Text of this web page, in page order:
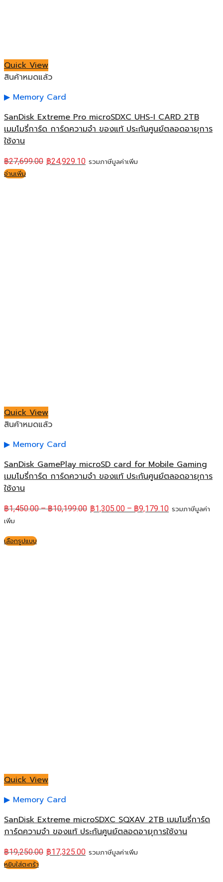
Quick View
สินค้าหมดแล้ว
Memory Card
SanDisk Extreme Pro microSDXC UHS-I CARD 2TB
เมมโมรี่การ์ด การ์ดความจำ ของแท้ ประกันศูนย์ตลอดอายุการ
ใช้งาน
฿27,699.00 ฿24,929.10 รวมภาษีมูลค่าเพิ่ม
อ่านเพิ่ม
Quick View
สินค้าหมดแล้ว
Memory Card
SanDisk GamePlay microSD card for Mobile Gaming
เมมโมรี่การ์ด การ์ดความจำ ของแท้ ประกันศูนย์ตลอดอายุการ
ใช้งาน
฿1,450.00–฿10,199.00 ฿1,305.00 – ฿9,179.10 รวมภาษีมูลค่า
เพิ่ม
เลือกรูปแบบ
Quick View
Memory Card
SanDisk Extreme microSDXC SQXAV 2TB เมมโมรี่การ์ด
การ์ดความจำ ของแท้ ประกันศูนย์ตลอดอายุการใช้งาน
฿19,250.00 ฿17,325.00 รวมภาษีมูลค่าเพิ่ม
หยิบใส่ตะกร้า